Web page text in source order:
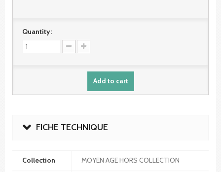
Quantity:
Add to cart
FICHE TECHNIQUE
Collection MOYEN AGE HORS COLLECTION